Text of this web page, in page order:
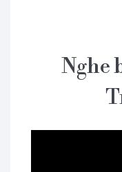
Nghe